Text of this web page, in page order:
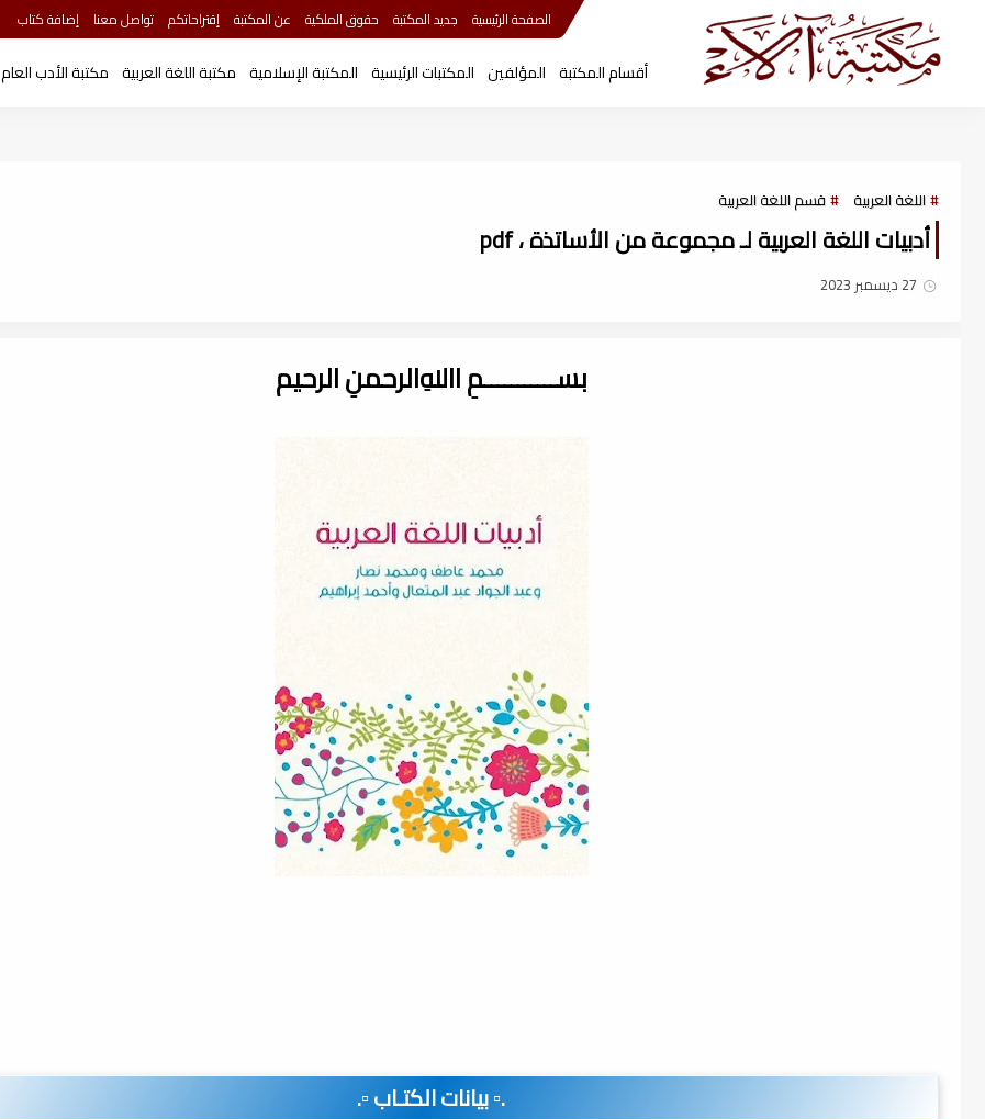
الصفحة الرئيسية جديد المكتبة حقوق الملكية عن المكتبة إقتراحاتكم تواصل معنا إضافة كتاب
أقسام المكتبة المؤلفين المكتبات الرئيسية المكتبة الإسلامية مكتبة اللغة العربية مكتبة الأدب العام
اللغة العربية قسم اللغة العربية
أدبيات اللغة العربية لـ مجموعة من الأساتذة ، pdf
27 ديسمبر 2023
بســـــــــــمِ اﷲِالرحمنِ الرحيم
.▫️ بيانات الكتـاب ▫️.